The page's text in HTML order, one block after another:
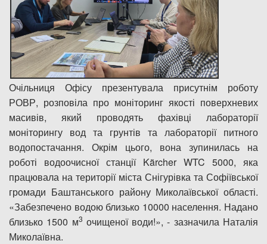
Очільниця Офісу презентувала присутнім роботу
РОВР, розповіла про моніторинг якості поверхневих
масивів, який проводять фахівці лабораторії
моніторингу вод та грунтів та лабораторії питного
водопостачання. Окрім цього, вона зупинилась на
роботі водоочисної станції Kärcher WTC 5000, яка
працювала на території міста Снігурівка та Софіївської
громади Баштанського району Миколаївської області.
«Забезпечено водою близько 10000 населення. Надано
близько 1500 м3 очищеної води!», - зазначила Наталія
Миколаївна.